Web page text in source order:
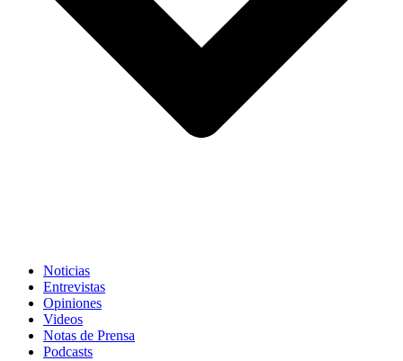
Noticias
Entrevistas
Opiniones
Videos
Notas de Prensa
Podcasts